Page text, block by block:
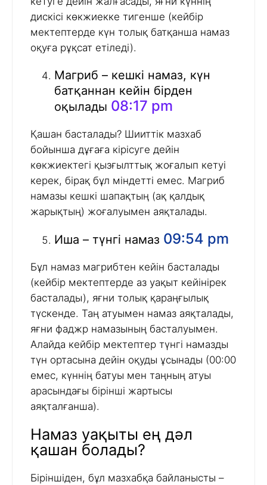
дискісі көкжиекке тигенше (кейбір
мектептерде күн толық батқанша намаз
оқуға рұқсат етіледі).
Магриб – кешкі намаз, күн
батқаннан кейін бірден
оқылады 08:17 pm
Қашан басталады? Шииттік мазхаб
бойынша дұғаға кірісуге дейін
көкжиектегі қызғылттық жоғалып кетуі
керек, бірақ бұл міндетті емес. Магриб
намазы кешкі шапақтың (ақ қалдық
жарықтың) жоғалуымен аяқталады.
Иша – түнгі намаз 09:54 pm
Бұл намаз магрибтен кейін басталады
(кейбір мектептерде аз уақыт кейінірек
басталады), яғни толық қараңғылық
түскенде. Таң атуымен намаз аяқталады,
яғни фаджр намазының басталуымен.
Алайда кейбір мектептер түнгі намазды
түн ортасына дейін оқуды ұсынады (00:00
емес, күннің батуы мен таңның атуы
арасындағы бірінші жартысы
аяқталғанша).
Намаз уақыты ең дәл
қашан болады?
Біріншіден, бұл мазхабқа байланысты –